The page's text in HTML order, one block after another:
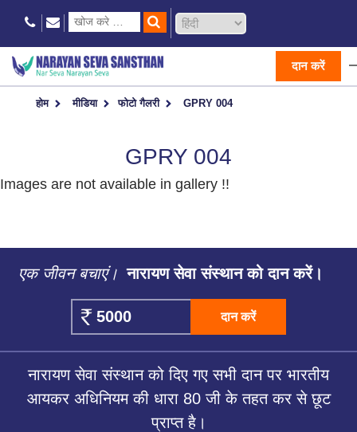
दान करें
होम मीडिया फोटो गैलरी GPRY 004
GPRY 004
Images are not available in gallery !!
एक जीवन बचाएं। नारायण सेवा संस्थान को दान करें।
दान करें
नारायण सेवा संस्थान को दिए गए सभी दान पर भारतीय
आयकर अधिनियम की धारा 80 जी के तहत कर से छूट
प्राप्त है।